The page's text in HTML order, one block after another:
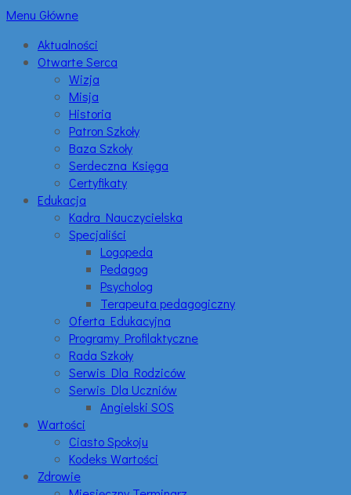
Menu Główne
Aktualności
Otwarte Serca
Wizja
Misja
Historia
Patron Szkoły
Baza Szkoły
Serdeczna Księga
Certyfikaty
Edukacja
Kadra Nauczycielska
Specjaliści
Logopeda
Pedagog
Psycholog
Terapeuta pedagogiczny
Oferta Edukacyjna
Programy Profilaktyczne
Rada Szkoły
Serwis Dla Rodziców
Serwis Dla Uczniów
Angielski SOS
Wartości
Ciasto Spokoju
Kodeks Wartości
Zdrowie